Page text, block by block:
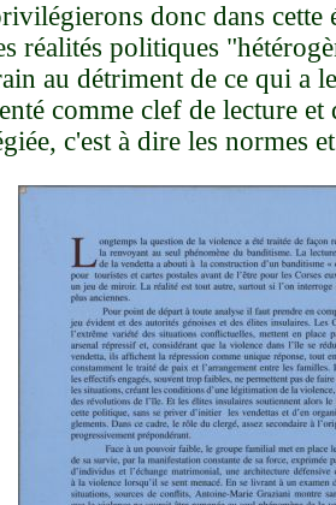
donc dans cette
réalités politiques
au détriment de ce qui a
comme clef de lecture
c'est à dire les normes